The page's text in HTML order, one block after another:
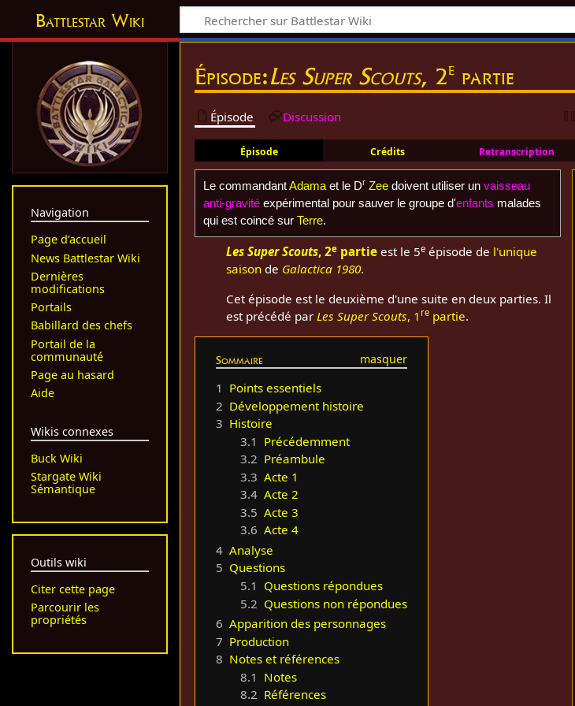
Battlestar Wiki
Épisode:Les Super Scouts, 2e partie
Épisode Discussion
Épisode Crédits Retranscription
Le commandantAdamaet le Dr Zeedoivent utiliser un vaisseau
anti-gravitéexpérimental pour sauver le groupe d'enfants malades
qui est coincé sur Terre.
Les Super Scouts, 2e partie est le 5e épisode de l'unique
saison de Galactica 1980.
Cet épisode est le deuxième d'une suite en deux parties. Il
est précédé par Les Super Scouts, 1 re partie.
Sommaire
1 Points essentiels
2 Développement histoire
3 Histoire
3.1 Précédemment
3.2 Préambule
3.3 Acte 1
3.4 Acte 2
3.5 Acte 3
3.6 Acte 4
4 Analyse
5 Questions
5.1 Questions répondues
5.2 Questions non répondues
6 Apparition des personnages
7 Production
8 Notes et références
8.1 Notes
8.2 Références
Navigation
Page d’accueil
News Battlestar Wiki
Dernières
modifications
Portails
Babillard des chefs
Portail de la
communauté
Page au hasard
Aide
Wikis connexes
Buck Wiki
Stargate Wiki
Sémantique
Outils wiki
Citer cette page
Parcourir les
propriétés